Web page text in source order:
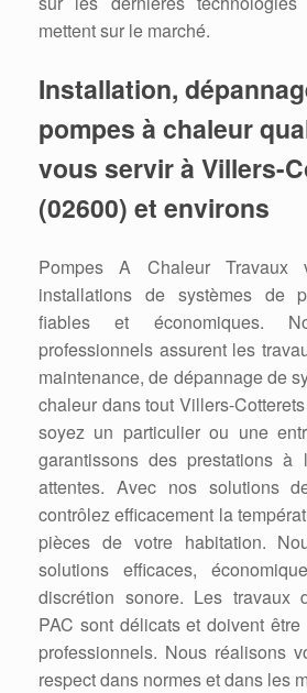
mettent sur le marché.
Installation,
pompes à chaleur
vous servir à Villers-
(02600) et environs
Pompes A Chaleur Travaux
installations de systèmes de
fiables et économiques.
professionnels assurent les
maintenance, de dépannage de
chaleur dans tout Villers-
soyez un particulier ou une
garantissons des prestations
attentes. Avec nos solutions
contrôlez efficacement la
pièces de votre habitation.
solutions efficaces,
discrétion sonore. Les travaux
PAC sont délicats et doivent
professionnels. Nous réalisons
respect dans normes et dans les